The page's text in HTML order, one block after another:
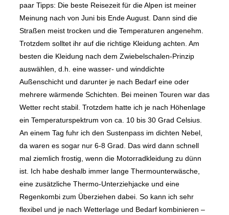
paar Tipps: Die beste Reisezeit für die Alpen ist meiner
Meinung nach von Juni bis Ende August. Dann sind die
Straßen meist trocken und die Temperaturen angenehm.
Trotzdem solltet ihr auf die richtige Kleidung achten. Am
besten die Kleidung nach dem Zwiebelschalen-Prinzip
auswählen, d.h. eine wasser- und winddichte
Außenschicht und darunter je nach Bedarf eine oder
mehrere wärmende Schichten. Bei meinen Touren war das
Wetter recht stabil. Trotzdem hatte ich je nach Höhenlage
ein Temperaturspektrum von ca. 10 bis 30 Grad Celsius.
An einem Tag fuhr ich den Sustenpass im dichten Nebel,
da waren es sogar nur 6-8 Grad. Das wird dann schnell
mal ziemlich frostig, wenn die Motorradkleidung zu dünn
ist. Ich habe deshalb immer lange Thermounterwäsche,
eine zusätzliche Thermo-Unterziehjacke und eine
Regenkombi zum Überziehen dabei. So kann ich sehr
flexibel und je nach Wetterlage und Bedarf kombinieren –